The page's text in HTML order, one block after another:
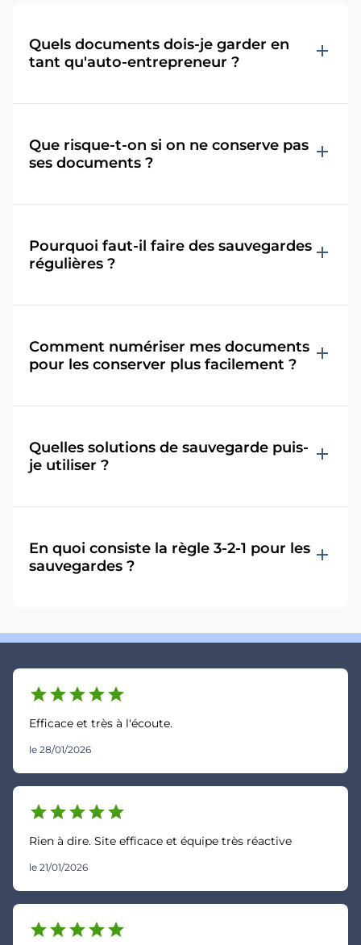
Quels documents dois-je garder en
tant qu'auto-entrepreneur ?
add
Que risque-t-on si on ne conserve pas
ses documents ?
add
Pourquoi faut-il faire des sauvegardes
régulières ?
add
Comment numériser mes documents
pour les conserver plus facilement ?
add
Quelles solutions de sauvegarde puis-
je utiliser ?
add
En quoi consiste la règle 3-2-1 pour les
sauvegardes ?
add
starstarstarstarstar
Efficace et très à l'écoute.
le 28/01/2026
starstarstarstarstar
Rien à dire. Site efficace et équipe très réactive
le 21/01/2026
starstarstarstarstar